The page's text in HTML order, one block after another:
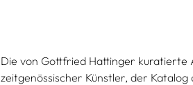
Die von Gottfried Hattinger kuratierte
zeitgenössischer Künstler, der